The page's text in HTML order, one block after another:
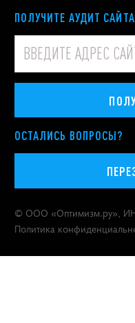
ПОЛУЧИТЕ АУДИТ
ОСТАЛИСЬ ВОПРОСЫ?
© ООО «Оптимизм.ру»,
Политика
Москва,Покровский